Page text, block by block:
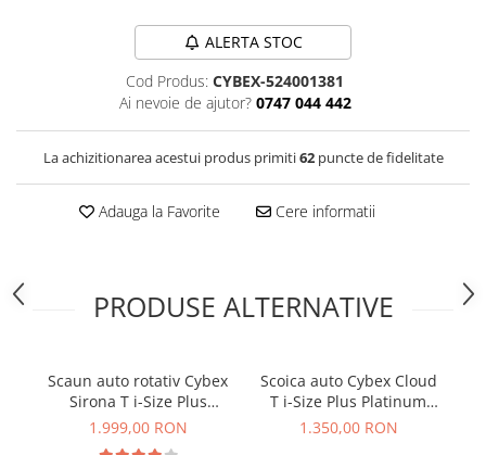
ALERTA STOC
Cod Produs: CYBEX-524001381
Ai nevoie de ajutor? 0747 044 442
La achizitionarea acestui produs primiti62puncte de fidelitate
Adauga la Favorite Cere informatii
PRODUSE ALTERNATIVE
Scaun auto rotativ Cybex
Sirona T i-Size Plus
Nautical Blue
1.999,00 RON
Scoica auto Cybex Cloud
T i-Size Plus Platinum
White
1.350,00 RON